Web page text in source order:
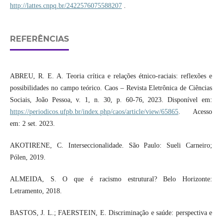
http://lattes.cnpq.br/2422576075588207.
REFERÊNCIAS
ABREU, R. E. A. Teoria crítica e relações étnico-raciais: reflexões e
possibilidades no campo teórico. Caos – Revista Eletrônica de Ciências
Sociais, João Pessoa, v. 1, n. 30, p. 60-76, 2023. Disponível em:
https://periodicos.ufpb.br/index.php/caos/article/view/65865. Acesso
em: 2 set. 2023.
AKOTIRENE, C. Interseccionalidade. São Paulo: Sueli Carneiro;
Pólen, 2019.
ALMEIDA, S. O que é racismo estrutural? Belo Horizonte:
Letramento, 2018.
BASTOS, J. L.; FAERSTEIN, E. Discriminação e saúde: perspectiva e